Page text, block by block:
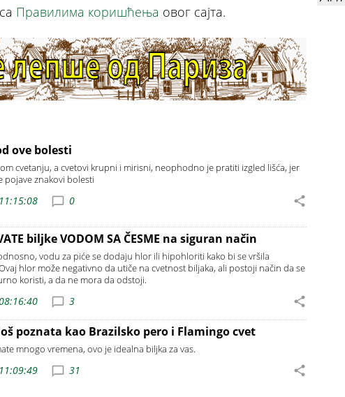
Правилима коришћења овог сајта.
ove bolesti
cvetanju, a cvetovi krupni i mirisni, neophodno je pratiti izgled lišća, jer
pojave znakovi bolesti
0
biljke VODOM SA ČESME na siguran način
vodu za piće se dodaju hlor ili hipohloriti kako bi se vršila
hlor može negativno da utiče na cvetnost biljaka, ali postoji način da se
koristi, a da ne mora da odstoji.
3
poznata kao Brazilsko pero i Flamingo cvet
mnogo vremena, ovo je idealna biljka za vas.
31